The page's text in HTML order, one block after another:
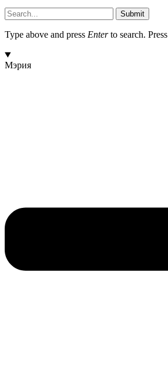
Submit
Type above and press Enterto search. Press
Мэрия